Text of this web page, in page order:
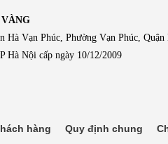
Vạn Phúc, Phường Vạn Phúc,
Hà Nội cấp ngày 10/12/2009
hàng Quy định chung